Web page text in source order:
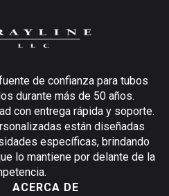
de confianza para tubos
durante más de 50 años.
con entrega rápida y soporte.
están diseñadas
específicas, brindando
lo mantiene por delante de la
ACERCA DE